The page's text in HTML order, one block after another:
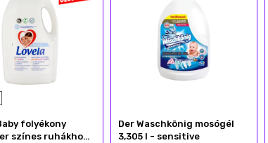
folyékony
színes ruhákhoz
Der Waschkönig mosógél
3,305 l - sensitive